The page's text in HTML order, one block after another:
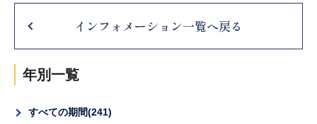
インフォメーション一覧へ戻る
年別一覧
すべての期間 241